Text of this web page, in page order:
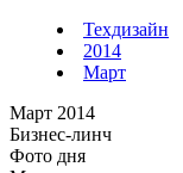
Техдизайн
2014
Март
Март 2014
Бизнес-линч
Фото дня